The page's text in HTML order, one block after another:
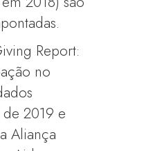
Report:
no
2019 e
Aliança